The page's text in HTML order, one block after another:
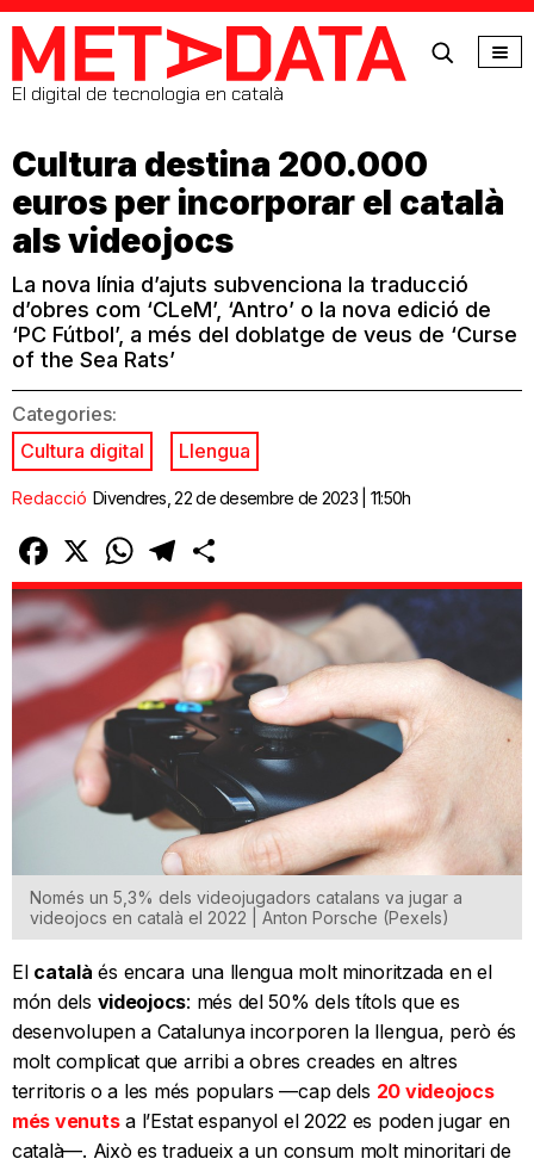
MetaData
El digital de tecnologia en català
Cultura destina 200.000
euros per incorporar el català
als videojocs
La nova línia d’ajuts subvenciona la traducció
d’obres com ‘CLeM’, ‘Antro’ o la nova edició de
‘PC Fútbol’, a més del doblatge de veus de ‘Curse
of the Sea Rats’
Categories:
Cultura digital
Llengua
Redacció Divendres, 22 de desembre de 2023 | 11:50h
Facebook
X WhatsAppTelegram
Només un 5,3% dels videojugadors catalans va jugar a
videojocs en català el 2022 | Anton Porsche (Pexels)
El català és encara una llengua molt minoritzada en el
món dels videojocs: més del 50% dels títols que es
desenvolupen a Catalunya incorporen la llengua, però és
molt complicat que arribi a obres creades en altres
territoris o a les més populars —cap dels 20 videojocs
més venutsa l’Estat espanyol el 2022 es poden jugar en
català—. Això es tradueix a un consum molt minoritari de